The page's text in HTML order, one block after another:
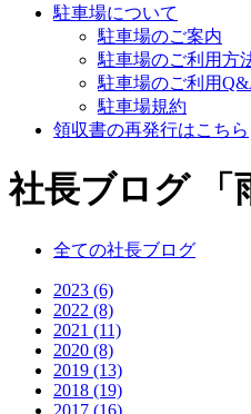
駐車場について
駐車場のご案内
駐車場のご利用方
駐車場のご利用
駐車場規約
領収書の再発行はこちら
社長ブログ 「
全ての社長ブログ
2023 (6)
2022 (8)
2021 (11)
2020 (8)
2019 (13)
2018 (19)
2017 (16)